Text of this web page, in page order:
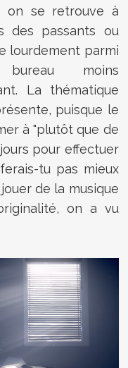
on se retrouve à
des passants ou
lourdement parmi
moins
La thématique
puisque le
à "plutôt que de
pour effectuer
tu pas mieux
de la musique
on a vu